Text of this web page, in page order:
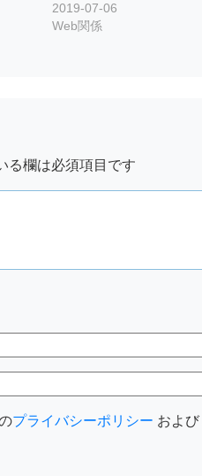
2019-07-06
Web関係
る欄は必須項目です
プライバシーポリシー および